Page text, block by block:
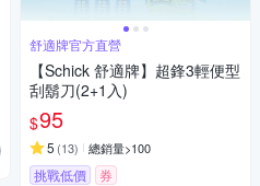
舒適牌官方直營
【Schick 舒適牌】超鋒3輕便型
刮鬍刀(2+1入)
$95
5 (13) 總銷量>100
挑戰低價 券